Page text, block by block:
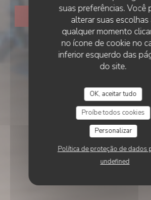
suas preferências. Você
alterar suas escolhas
qualquer momento
no ícone de cookie no
inferior esquerdo das
do site.
OK, aceitar tudo
Proíbe todos cookies
Personalizar
Política de proteção de dados
undefined
RESERVAR UMA MESA